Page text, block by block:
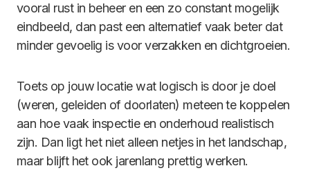
vooral rust in beheer en een zo constant mogelijk
eindbeeld, dan past een alternatief vaak beter dat
minder gevoelig is voor verzakken en dichtgroeien.
Toets op jouw locatie wat logisch is door je doel
(weren, geleiden of doorlaten) meteen te koppelen
aan hoe vaak inspectie en onderhoud realistisch
zijn. Dan ligt het niet alleen netjes in het landschap,
maar blijft het ook jarenlang prettig werken.